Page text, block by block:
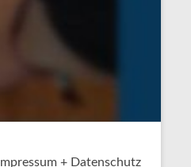
Impressum + Datenschutz